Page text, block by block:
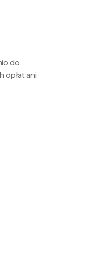
do
opłat ani